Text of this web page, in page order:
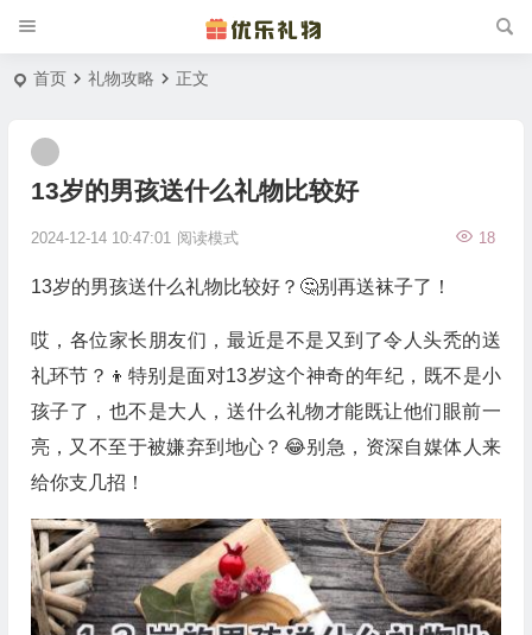
首页 礼物攻略 正文
13岁的男孩送什么礼物比较好
2024-12-14 10:47:01 18
阅读模式
13岁的男孩送什么礼物比较好？🤔别再送袜子了！
哎，各位家长朋友们，最近是不是又到了令人头秃的送
礼环节？👦特别是面对13岁这个神奇的年纪，既不是小
孩子了，也不是大人，送什么礼物才能既让他们眼前一
亮，又不至于被嫌弃到地心？😂别急，资深自媒体人来
给你支几招！